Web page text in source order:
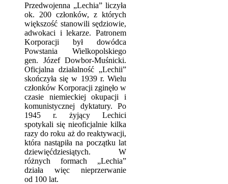
Przedwojenna „Lechia” liczyła
ok. 200 członków, z których
większość stanowili sędziowie,
adwokaci i lekarze. Patronem
Korporacji był dowódca
Powstania Wielkopolskiego
gen. Józef Dowbor-Muśnicki.
Oficjalna działalność „Lechii”
skończyła się w 1939 r. Wielu
członków Korporacji zginęło w
czasie niemieckiej okupacji i
komunistycznej dyktatury. Po
1945 r. żyjący Lechici
spotykali się nieoficjalnie kilka
razy do roku aż do reaktywacji,
która nastąpiła na początku lat
dziewięćdziesiątych. W
różnych formach „Lechia”
działa więc nieprzerwanie
od 100 lat.